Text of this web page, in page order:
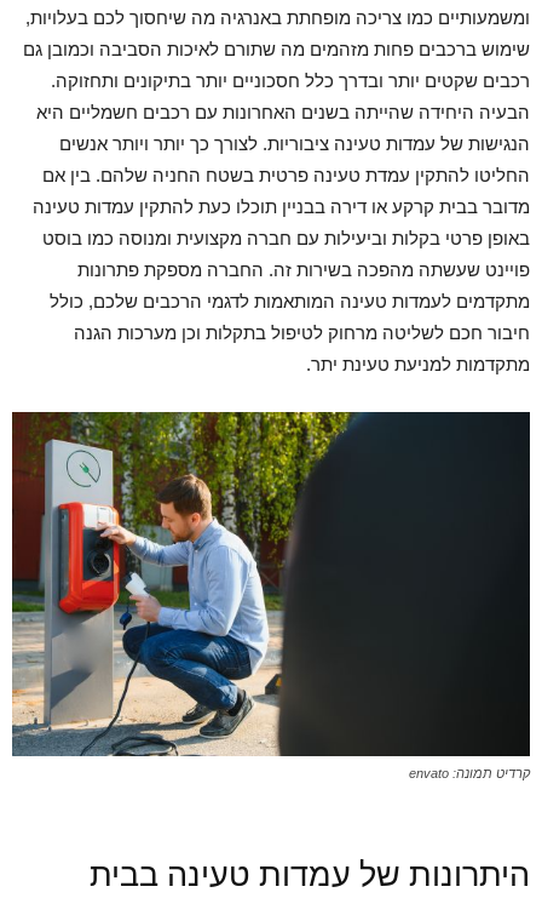
ומשמעותיים כמו צריכה מופחתת באנרגיה מה שיחסוך לכם בעלויות,
שימוש ברכבים פחות מזהמים מה שתורם לאיכות הסביבה וכמובן גם
רכבים שקטים יותר ובדרך כלל חסכוניים יותר בתיקונים ותחזוקה.
הבעיה היחידה שהייתה בשנים האחרונות עם רכבים חשמליים היא
הנגישות של עמדות טעינה ציבוריות. לצורך כך יותר ויותר אנשים
החליטו להתקין עמדת טעינה פרטית בשטח החניה שלהם. בין אם
מדובר בבית קרקע או דירה בבניין תוכלו כעת להתקין עמדות טעינה
באופן פרטי בקלות וביעילות עם חברה מקצועית ומנוסה כמו בוסט
פויינט שעשתה מהפכה בשירות זה. החברה מספקת פתרונות
מתקדמים לעמדות טעינה המותאמות לדגמי הרכבים שלכם, כולל
חיבור חכם לשליטה מרחוק לטיפול בתקלות וכן מערכות הגנה
מתקדמות למניעת טעינת יתר.
קרדיט תמונה: envato
היתרונות של עמדות טעינה בבית